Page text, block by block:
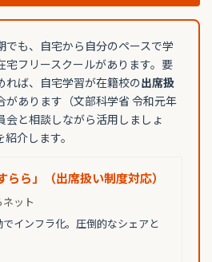
でも、自宅から自分のペースで学
宅フリースクールがあります。要
れば、自宅学習が在籍校の出席扱
があります（文部科学省 令和元年
会と相談しながら活用しましょ
介します。
らら」（出席扱い制度対応）
ット
インフラ化。圧倒的なシェアと